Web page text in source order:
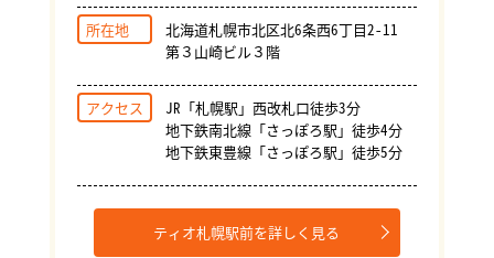
所在地
北海道札幌市北区北6条西6丁目2-11
第３山崎ビル３階
アクセス
JR「札幌駅」西改札口徒歩3分
地下鉄南北線「さっぽろ駅」徒歩4分
地下鉄東豊線「さっぽろ駅」徒歩5分
ティオ札幌駅前を詳しく見る